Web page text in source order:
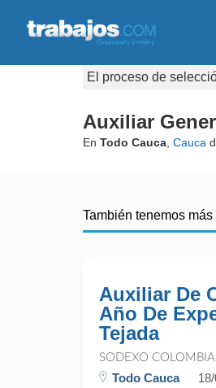
El proceso de
Auxiliar
En Todo Cauca Cauca
También tenemos
Auxiliar De
Año De
Tejada
SODEXO COLOMBIA
Todo Cauca